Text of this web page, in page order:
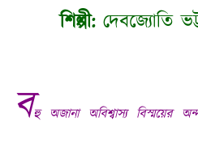
শিল্পী: দেবজ্যোতি
বহুঅজানা অবিশ্বাস্য বিস্ময়ের